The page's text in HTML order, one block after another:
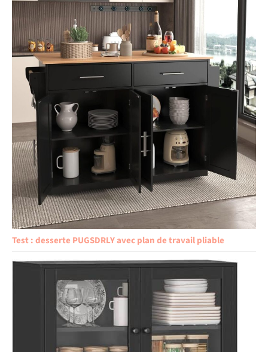
Test : desserte PUGSDRLY avec plan de travail pliable